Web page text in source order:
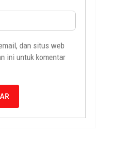
dan situs web
ini untuk komentar